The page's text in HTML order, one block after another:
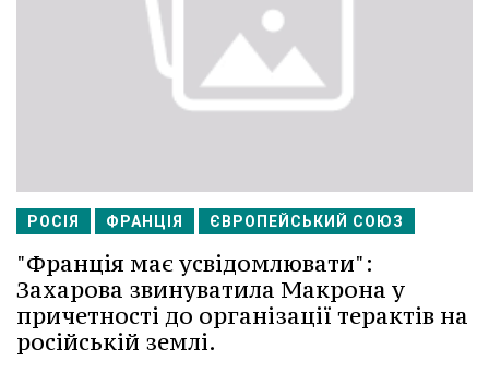
РОСІЯ ФРАНЦІЯ ЄВРОПЕЙСЬКИЙ СОЮЗ
"Франція має усвідомлювати":
Захарова звинуватила Макрона у
причетності до організації терактів на
російській землі.